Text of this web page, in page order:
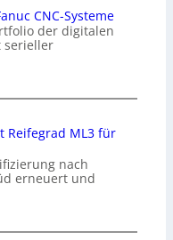
CNC-Systeme
der digitalen
serieller
Reifegrad ML3 für
nach
erneuert und